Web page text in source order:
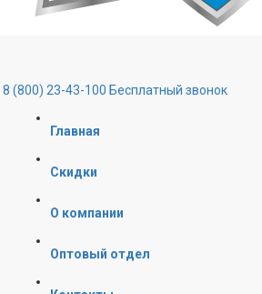
8 (800) 23-43-100 Бесплатный звонок
Главная
Скидки
О компании
Оптовый отдел